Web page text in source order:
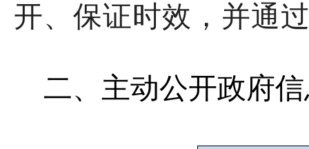
开、保证时效，并通
二、主动公开政府